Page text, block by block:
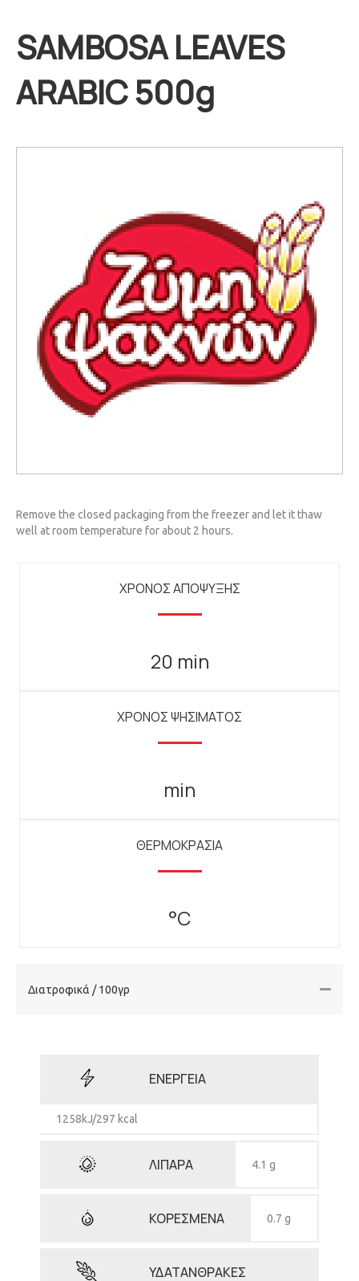
SAMBOSA LEAVES
ARABIC 500g
Remove the closed packaging from the freezer and let it thaw
well at room temperature for about 2 hours.
ΧΡΟΝΟΣ ΑΠΟΨΥΞΗΣ
20 min
ΧΡΟΝΟΣ ΨΗΣΙΜΑΤΟΣ
min
ΘΕΡΜΟΚΡΑΣΙΑ
°C
Διατροφικά / 100γρ
ΕΝΕΡΓΕΙΑ
1258kJ/297 kcal
ΛΙΠΑΡΑ 4.1 g
ΚΟΡΕΣΜΕΝΑ 0.7 g
ΥΔΑΤΑΝΘΡΑΚΕΣ